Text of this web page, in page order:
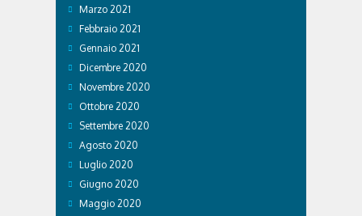
Marzo 2021
Febbraio 2021
Gennaio 2021
Dicembre 2020
Novembre 2020
Ottobre 2020
Settembre 2020
Agosto 2020
Luglio 2020
Giugno 2020
Maggio 2020